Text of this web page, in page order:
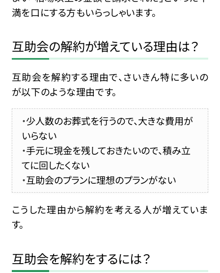
満を口にする方もいらっしゃいます。
互助会の解約が増えている理由は？
互助会を解約する理由で、さいきん特に多いの
が以下のような理由です。
少人数のお葬式を行うので、大きな費用が
いらない
手元に現金を残しておきたいので、積み立
てに回したくない
互助会のプランに理想のプランがない
こうした理由から解約を考える人が増えていま
す。
互助会を解約をするには？